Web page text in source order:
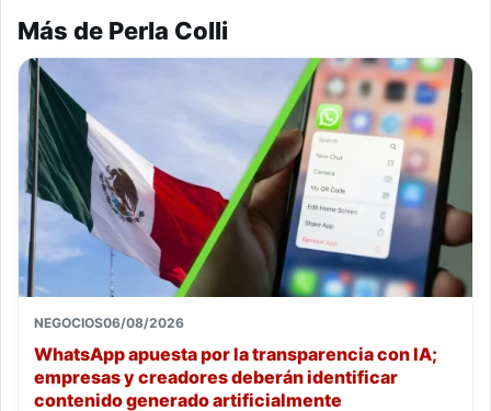
Más de Perla Colli
NEGOCIOS06/08/2026
WhatsApp apuesta por la transparencia con IA;
empresas y creadores deberán identificar
contenido generado artificialmente